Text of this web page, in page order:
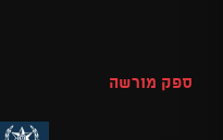
ספק מורשה